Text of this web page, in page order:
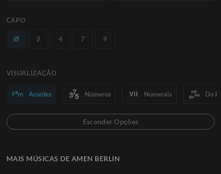
CAPO
2 4 7 9
VISUALIZAÇÃO
Acordes Números Numerais Do
MAIS MÚSICAS DE AMEN BERLIN